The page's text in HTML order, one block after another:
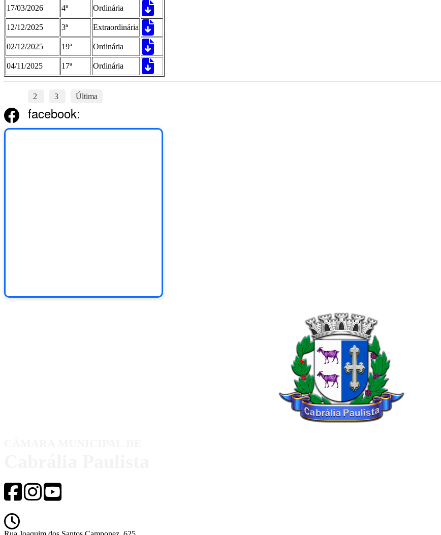
17/03/2026 4ª Ordinária
12/12/2025 3ª Extraordinária
02/12/2025 19ª Ordinária
04/11/2025 17ª Ordinária
2 3 Última
facebook: